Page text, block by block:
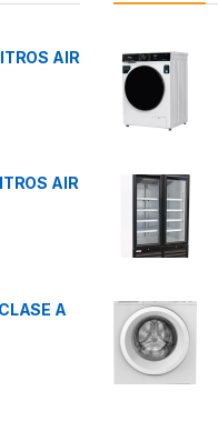
AIR
AIR
A